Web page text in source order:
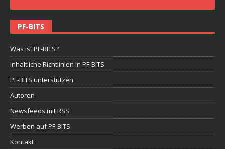
PF-BITS
Was ist PF-BITS?
Inhaltliche Richtlinien in PF-BITS
PF-BITS unterstützen
Autoren
Newsfeeds mit RSS
Werben auf PF-BITS
Kontakt